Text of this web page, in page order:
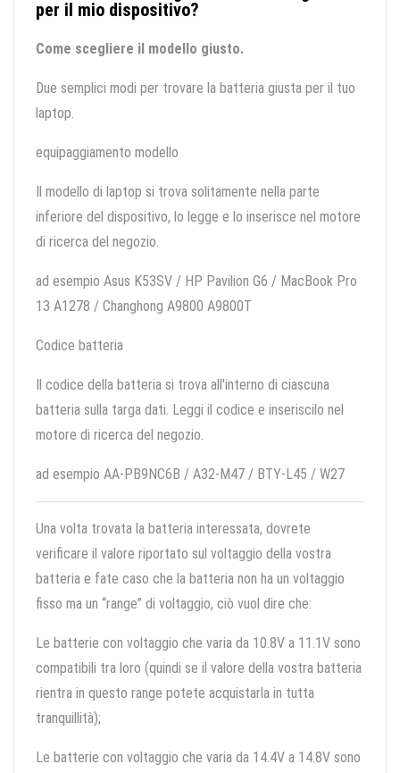
per il mio dispositivo?
Come scegliere il modello giusto.
Due semplici modi per trovare la batteria giusta per il tuo
laptop.
equipaggiamento modello
Il modello di laptop si trova solitamente nella parte
inferiore del dispositivo, lo legge e lo inserisce nel motore
di ricerca del negozio.
ad esempio Asus K53SV / HP Pavilion G6 / MacBook Pro
13 A1278 / Changhong A9800 A9800T
Codice batteria
Il codice della batteria si trova all'interno di ciascuna
batteria sulla targa dati. Leggi il codice e inseriscilo nel
motore di ricerca del negozio.
ad esempio AA-PB9NC6B / A32-M47 / BTY-L45 / W27
Una volta trovata la batteria interessata, dovrete
verificare il valore riportato sul voltaggio della vostra
batteria e fate caso che la batteria non ha un voltaggio
fisso ma un “range” di voltaggio, ciò vuol dire che:
Le batterie con voltaggio che varia da 10.8V a 11.1V sono
compatibili tra loro (quindi se il valore della vostra batteria
rientra in questo range potete acquistarla in tutta
tranquillità);
Le batterie con voltaggio che varia da 14.4V a 14.8V sono